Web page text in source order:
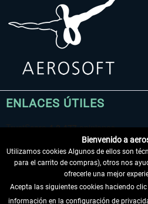
ENLACES ÚTILES
Bienvenido a
Utilizamos cookies Algunos de ellos son
para el carrito de compras), otros nos
ofrecerle una mejor
Acepta las siguientes cookies haciendo
información en la configuración de